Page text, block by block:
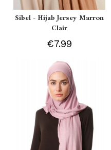
Sibel - Hijab Jersey Marron
Clair
€7.99